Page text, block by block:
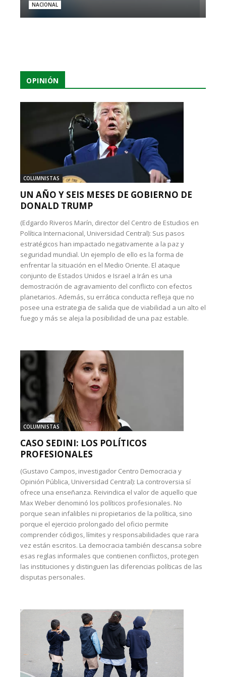
NACIONAL
OPINIÓN
COLUMNISTAS
UN AÑO Y SEIS MESES DE GOBIERNO DE
DONALD TRUMP
(Edgardo Riveros Marín, director del Centro de Estudios en
Política Internacional, Universidad Central): Sus pasos
estratégicos han impactado negativamente a la paz y
seguridad mundial. Un ejemplo de ello es la forma de
enfrentar la situación en el Medio Oriente. El ataque
conjunto de Estados Unidos e Israel a Irán es una
demostración de agravamiento del conflicto con efectos
planetarios. Además, su errática conducta refleja que no
posee una estrategia de salida que de viabilidad a un alto el
fuego y más se aleja la posibilidad de una paz estable.
COLUMNISTAS
CASO SEDINI: LOS POLÍTICOS
PROFESIONALES
(Gustavo Campos, investigador Centro Democracia y
Opinión Pública, Universidad Central): La controversia sí
ofrece una enseñanza. Reivindica el valor de aquello que
Max Weber denominó los políticos profesionales. No
porque sean infalibles ni propietarios de la política, sino
porque el ejercicio prolongado del oficio permite
comprender códigos, límites y responsabilidades que rara
vez están escritos. La democracia también descansa sobre
esas reglas informales que contienen conflictos, protegen
las instituciones y distinguen las diferencias políticas de las
disputas personales.